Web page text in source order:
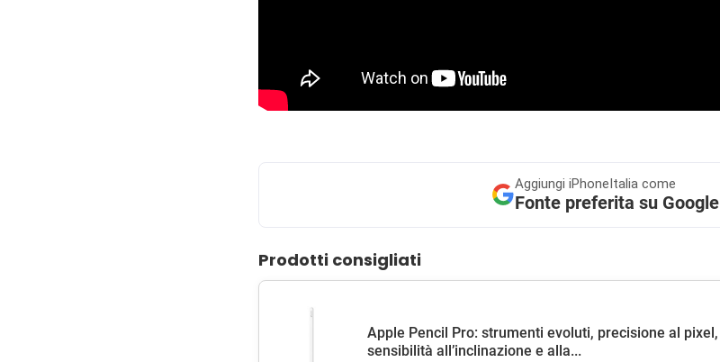
Aggiungi iPhoneItalia come
Fonte preferita su Google
Prodotti consigliati
Apple Pencil Pro: strumenti evoluti, precisione al pixel,
sensibilità all’inclinazione e alla...